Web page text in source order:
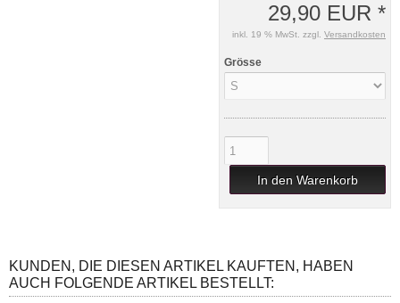
29,90 EUR *
inkl. 19 % MwSt. zzgl. Versandkosten
Grösse
In den Warenkorb
KUNDEN, DIE DIESEN ARTIKEL KAUFTEN, HABEN
AUCH FOLGENDE ARTIKEL BESTELLT: